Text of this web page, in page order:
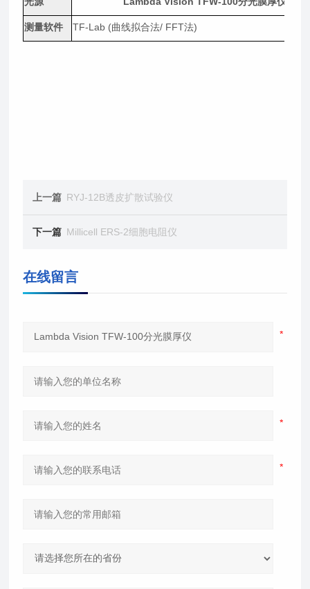
测量软件 TF-Lab (曲线拟合法/ FFT法)
上一篇 RYJ-12B透皮扩散试验仪
下一篇 Millicell ERS-2细胞电阻仪
在线留言